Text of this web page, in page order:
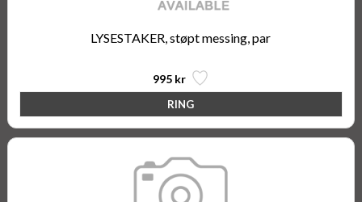
LYSESTAKER, støpt messing, par
995 kr